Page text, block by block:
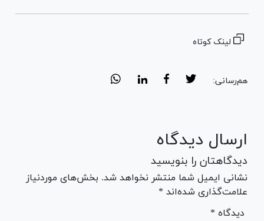
لینک کوتاه
هم‌رسانی:
ارسال دیدگاه
دیدگاهتان را بنویسید
نشانی ایمیل شما منتشر نخواهد شد. بخش‌های موردنیاز
علامت‌گذاری شده‌اند *
* دیدگاه